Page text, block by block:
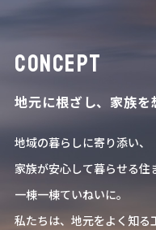
・動物保護活動について
・PRIVACY POLICY
・SDGs宣言
CONCEPT
地元に根ざし、家族を
地域の暮らしに寄り添い、
家族が安心して暮らせる住
一棟一棟ていねいに。
私たちは、地元をよく知る